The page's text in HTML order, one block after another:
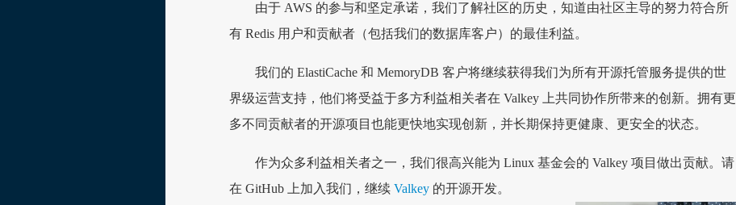
由于 AWS 的参与和坚定承诺，我们了解社区的历史，知道由社区主导的努力符合所
有 Redis 用户和贡献者（包括我们的数据库客户）的最佳利益。
我们的 ElastiCache 和 MemoryDB 客户将继续获得我们为所有开源托管服务提供的世
界级运营支持，他们将受益于多方利益相关者在 Valkey 上共同协作所带来的创新。拥有更
多不同贡献者的开源项目也能更快地实现创新，并长期保持更健康、更安全的状态。
作为众多利益相关者之一，我们很高兴能为 Linux 基金会的 Valkey 项目做出贡献。请
在 GitHub 上加入我们，继续 Valkey的开源开发。